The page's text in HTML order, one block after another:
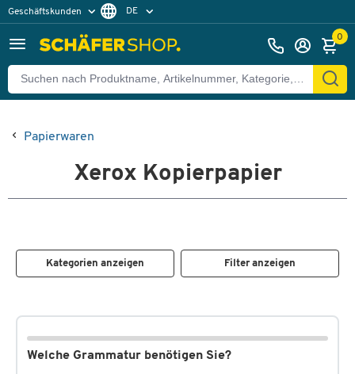
Geschäftskunden DE
0
Papierwaren
Xerox Kopierpapier
Kategorien anzeigen Filter anzeigen
Welche Grammatur benötigen Sie?